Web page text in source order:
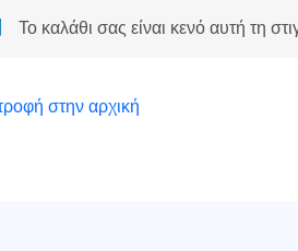
Το καλάθι σας είναι κενό αυτή τη
στην αρχική